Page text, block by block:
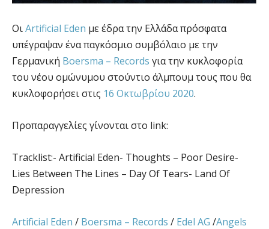
ΟιArtificial Eden με έδρα την Ελλάδα πρόσφατα
υπέγραψαν ένα παγκόσμιο συμβόλαιο με την
Γερμανική Boersma – Records για την κυκλοφορία
του νέου ομώνυμου στούντιο άλμπουμ τους που θα
κυκλοφορήσει στις 16 Οκτωβρίου 2020.
Προπαραγγελίες γίνονται στο link:
Tracklist:- Artificial Eden- Thoughts – Poor Desire-
Lies Between The Lines – Day Of Tears- Land Of
Depression
Artificial Eden / Boersma – Records / Edel AG /Angels